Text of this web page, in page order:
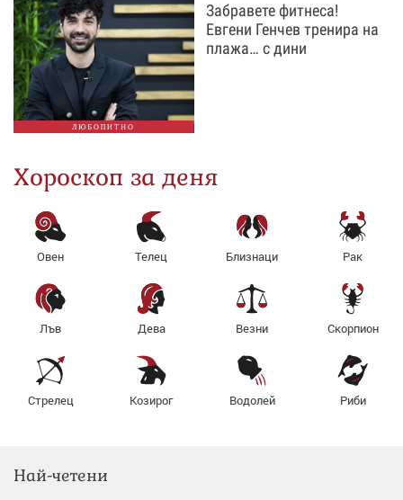
ЛЮБОПИТНО
Забравете фитнеса!
Евгени Генчев тренира на
плажа… с дини
Хороскоп за деня
Овен Телец Близнаци Рак
Лъв Дева Везни Скорпион
Стрелец Козирог Водолей Риби
Най-четени